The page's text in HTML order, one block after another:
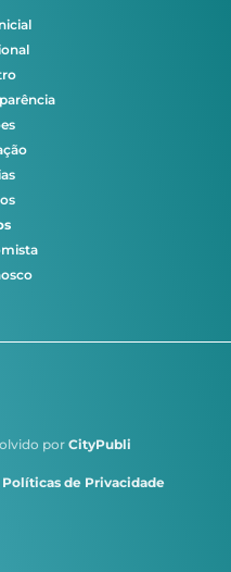
por CityPubli
Políticas de Privacidade